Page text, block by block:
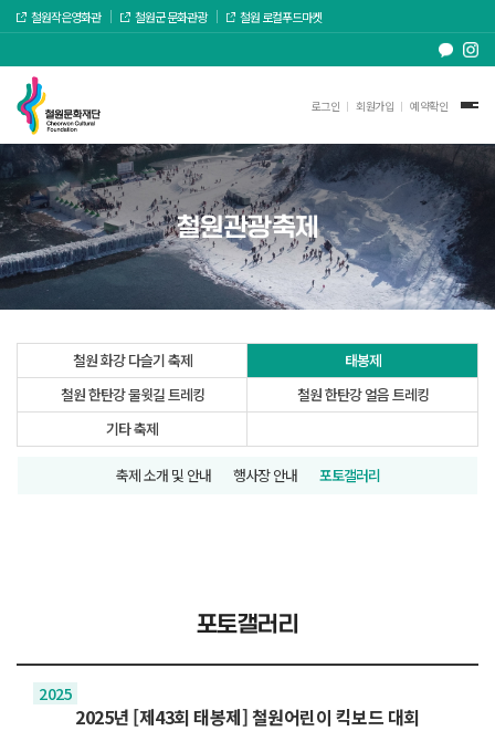
철원작은영화관 철원군 문화관광 철원 로컬푸드마켓
로그인 회원가입 예약확인
철원관광축제
철원 화강 다슬기 축제 태봉제
축제 소개 및 안내 행사장 안내 포토갤러리
철원 한탄강 물윗길 트레킹
철원 한탄강 얼음 트레킹
기타 축제
포토갤러리
2025
2025년 [제43회 태봉제] 철원어린이 킥보드 대회